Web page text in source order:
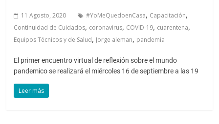
11 Agosto, 2020 #YoMeQuedoenCasa, Capacitación,
Continuidad de Cuidados, coronavirus, COVID-19, cuarentena,
Equipos Técnicos y de Salud, Jorge aleman, pandemia
El primer encuentro virtual de reflexión sobre el mundo
pandemico se realizará el miércoles 16 de septiembre a las 19
Leer más